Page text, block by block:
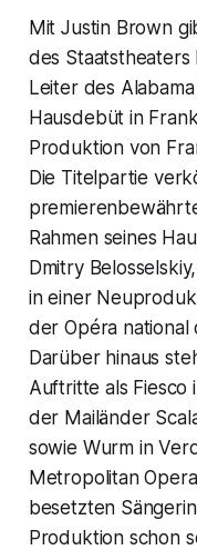
Mit Justin Brown
des Staatstheaters
Leiter des
Hausdebüt in
Produktion von
Die Titelpartie
Rahmen seines
Dmitry
in einer
der Opéra national
Darüber hinaus
Auftritte als Fiesco
der Mailänder
sowie Wurm in
Metropolitan
besetzten
Produktion schon